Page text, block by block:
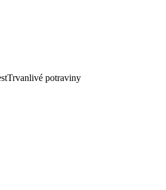
Trvanlivé potraviny